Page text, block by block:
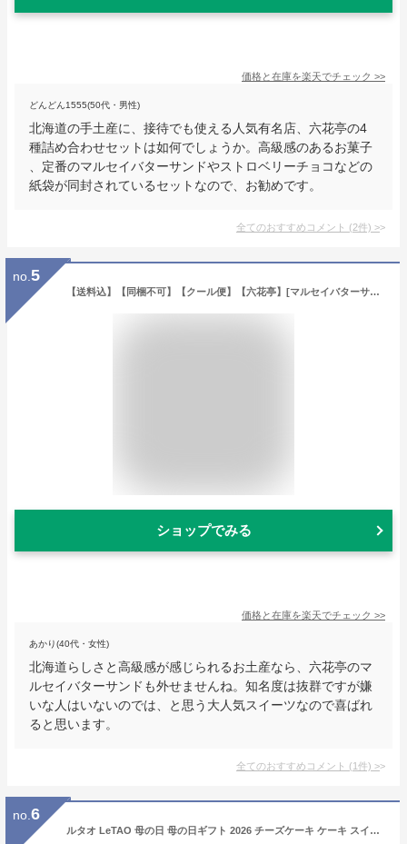
価格と在庫を楽天でチェック >>
どんどん1555(50代・男性)
北海道の手土産に、接待でも使える人気有名店、六花亭の4
種詰め合わせセットは如何でしょうか。高級感のあるお菓子
、定番のマルセイバターサンドやストロベリーチョコなどの
紙袋が同封されているセットなので、お勧めです。
全てのおすすめコメント (2件) >
no. 5
【送料込】【同梱不可】【クール便】【六花亭】[マルセイバターサンド]5個入×3 ※同梱不可
ショップでみる
価格と在庫を楽天でチェック >>
あかり(40代・女性)
北海道らしさと高級感が感じられるお土産なら、六花亭のマ
ルセイバターサンドも外せませんね。知名度は抜群ですが嫌
いな人はいないのでは、と思う大人気スイーツなので喜ばれ
ると思います。
全てのおすすめコメント (1件) >
no. 6
ルタオ LeTAO 母の日 母の日ギフト 2026 チーズケーキ ケーキ スイーツ 誕生日ケーキ 洋菓子 プレゼント ギフト 誕生日 内祝い お取り寄せ 北海道 おしゃれ 人気 高級 バースデードゥーブル4号